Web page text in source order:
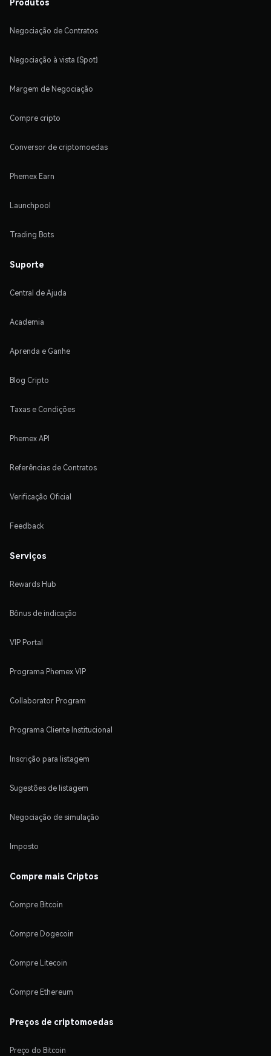
Negociação de Contratos
Negociação à vista (Spot)
Margem de Negociação
Compre cripto
Conversor de criptomoedas
Phemex Earn
Launchpool
Trading Bots
Suporte
Central de Ajuda
Academia
Aprenda e Ganhe
Blog Cripto
Taxas e Condições
Phemex API
Referências de Contratos
Verificação Oficial
Feedback
Serviços
Rewards Hub
Bônus de indicação
VIP Portal
Programa Phemex VIP
Collaborator Program
Programa Cliente Institucional
Inscrição para listagem
Sugestões de listagem
Negociação de simulação
Imposto
Compre mais Criptos
Compre Bitcoin
Compre Dogecoin
Compre Litecoin
Compre Ethereum
Preços de criptomoedas
Preço do Bitcoin